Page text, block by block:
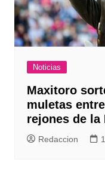
Noticias
Maxitoro
muletas
rejones de la
Redaccion